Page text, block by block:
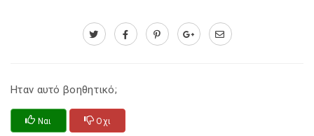
Ηταν αυτό βοηθητικό;
Ναι Οχι